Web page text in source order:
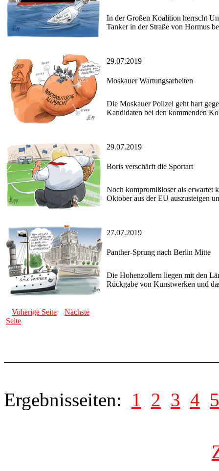
In der Großen Koalition herrscht
Tanker in der Straße von Hormus
29.07.2019
Moskauer Wartungsarbeiten
Die Moskauer Polizei geht hart
Kandidaten bei den kommenden
29.07.2019
Boris verschärft die Sportart
Noch kompromißloser als erwartet
Oktober aus der EU auszusteigen
27.07.2019
Panther-Sprung nach Berlin Mitte
Die Hohenzollern liegen mit den
Rückgabe von Kunstwerken und
Voherige Seite
Nächste
Seite
Ergebnisseiten: 1 2 3 4 5